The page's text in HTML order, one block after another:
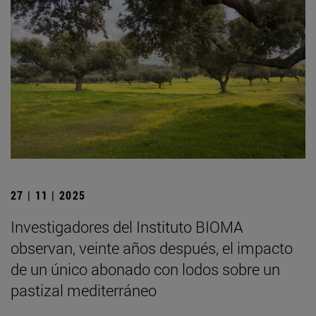
27 | 11 | 2025
Investigadores del Instituto BIOMA
observan, veinte años después, el impacto
de un único abonado con lodos sobre un
pastizal mediterráneo